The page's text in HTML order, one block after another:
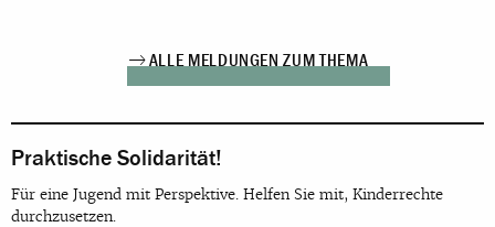
ALLE MELDUNGEN ZUM THEMA
Praktische Solidarität!
Für eine Jugend mit Perspektive. Helfen Sie mit, Kinderrechte
durchzusetzen.